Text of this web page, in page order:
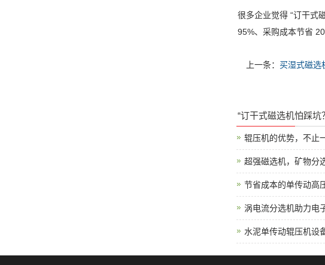
很多企业觉得“订干式
95%、采购成本节省
上一条： 买湿式磁选
“订干式磁选机怕踩
辊压机的优势，不止
超强磁选机，矿物分
节省成本的单传动高
涡电流分选机助力电
水泥单传动辊压机设